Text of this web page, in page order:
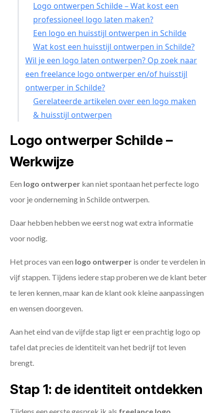
Logo ontwerpen Schilde – Wat kost een
professioneel logo laten maken?
Een logo en huisstijl ontwerpen in Schilde
Wat kost een huisstijl ontwerpen in Schilde?
Wil je een logo laten ontwerpen? Op zoek naar
een freelance logo ontwerper en/of huisstijl
ontwerper in Schilde?
Gerelateerde artikelen over een logo maken
& huisstijl ontwerpen
Logo ontwerper Schilde –
Werkwijze
Een logo ontwerper kan niet spontaan het perfecte logo
voor je onderneming in Schilde ontwerpen.
Daar hebben hebben we eerst nog wat extra informatie
voor nodig.
Het proces van een logo ontwerper is onder te verdelen in
vijf stappen. Tijdens iedere stap proberen we de klant beter
te leren kennen, maar kan de klant ook kleine aanpassingen
en wensen doorgeven.
Aan het eind van de vijfde stap ligt er een prachtig logo op
tafel dat precies de identiteit van het bedrijf tot leven
brengt.
Stap 1: de identiteit ontdekken